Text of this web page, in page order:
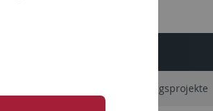
weitere Forschungsprojekte